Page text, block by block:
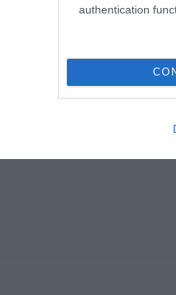
authentication